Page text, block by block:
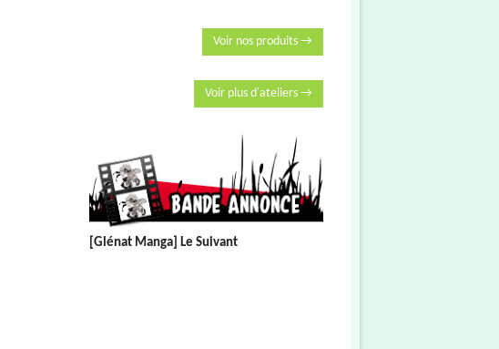
Voir nos produits →
Voir plus d'ateliers →
[Glénat Manga] Le Suivant